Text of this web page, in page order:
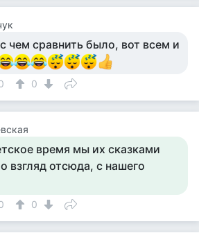
чем сравнить было, вот всем и
0
время мы их сказками
взгляд отсюда, с нашего
0